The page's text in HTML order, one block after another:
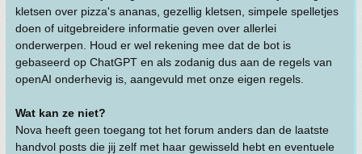
kletsen over pizza's ananas, gezellig kletsen, simpele spelletjes
doen of uitgebreidere informatie geven over allerlei
onderwerpen. Houd er wel rekening mee dat de bot is
gebaseerd op ChatGPT en als zodanig dus aan de regels van
openAI onderhevig is, aangevuld met onze eigen regels.
Wat kan ze niet?
Nova heeft geen toegang tot het forum anders dan de laatste
handvol posts die jij zelf met haar gewisseld hebt en eventuele